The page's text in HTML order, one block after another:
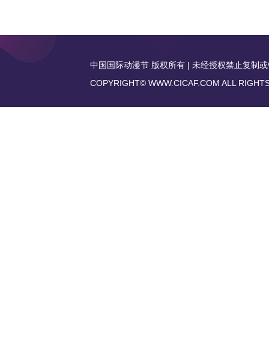
中国国际动漫节 版权所有 | 未经授权禁止复制
COPYRIGHT© WWW.CICAF.COM ALL